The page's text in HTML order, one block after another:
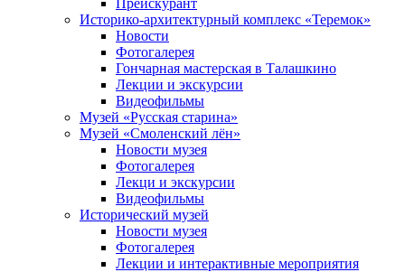
Прейскурант
Историко-архитектурный комплекс «Теремок»
Новости
Фотогалерея
Гончарная мастерская в Талашкино
Лекции и экскурсии
Видеофильмы
Музей «Русская старина»
Музей «Смоленский лён»
Новости музея
Фотогалерея
Лекци и экскурсии
Видеофильмы
Исторический музей
Новости музея
Фотогалерея
Лекции и интерактивные мероприятия